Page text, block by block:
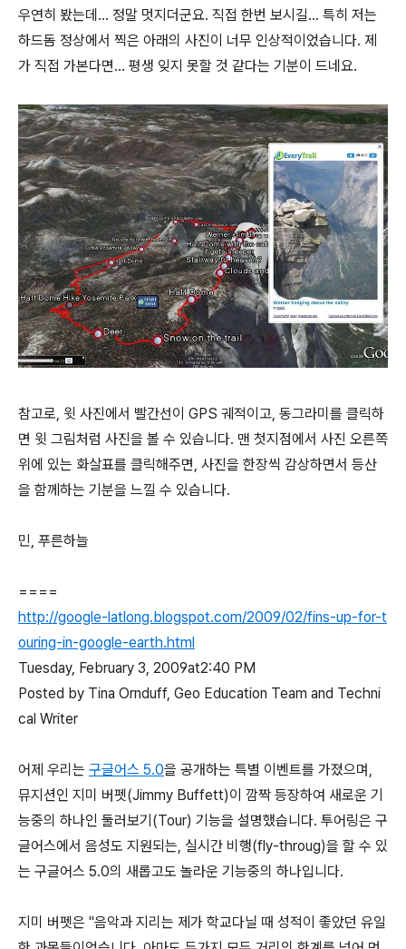
우연히 봤는데... 정말 멋지더군요. 직접 한번 보시길... 특히 저는
하드돔 정상에서 찍은 아래의 사진이 너무 인상적이었습니다. 제
가 직접 가본다면... 평생 잊지 못할 것 같다는 기분이 드네요.
참고로, 윗 사진에서 빨간선이 GPS 궤적이고, 동그라미를 클릭하
면 윗 그림처럼 사진을 볼 수 있습니다. 맨 첫지점에서 사진 오른쪽
위에 있는 화살표를 클릭해주면, 사진을 한장씩 감상하면서 등산
을 함께하는 기분을 느낄 수 있습니다.
민, 푸른하늘
====
http://google-latlong.blogspot.com/2009/02/fins-up-for-t
ouring-in-google-earth.html
Tuesday, February 3, 2009at2:40 PM
Posted by Tina Ornduff, Geo Education Team and Techni
cal Writer
어제 우리는 구글어스 5.0을 공개하는 특별 이벤트를 가졌으며,
뮤지션인 지미 버펫(Jimmy Buffett)이 깜짝 등장하여 새로운 기
능중의 하나인 둘러보기(Tour) 기능을 설명했습니다. 투어링은 구
글어스에서 음성도 지원되는, 실시간 비행(fly-throug)을 할 수 있
는 구글어스 5.0의 새롭고도 놀라운 기능중의 하나입니다.
지미 버펫은 "음악과 지리는 제가 학교다닐 때 성적이 좋았던 유일